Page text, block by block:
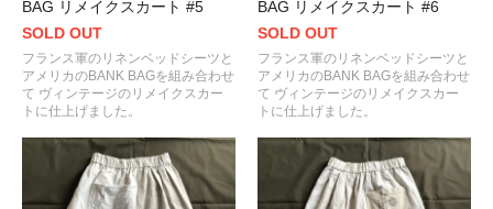
BAG リメイクスカート #5
SOLD OUT
フランス軍のリネンベッドシーツと
アメリカのBANK BAGを組み合わせ
て ヴィンテージのリメイクスカー
トに仕上げました。
BAG リメイクスカート #6
SOLD OUT
フランス軍のリネンベッドシーツと
アメリカのBANK BAGを組み合わせ
て ヴィンテージのリメイクスカー
トに仕上げました。